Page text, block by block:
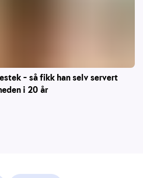
– så fikk han selv servert
i 20 år